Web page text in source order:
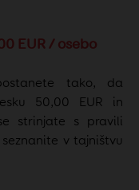
EUR / osebo
tako, da
50,00 EUR in
strinjate s pravili
v tajništvu